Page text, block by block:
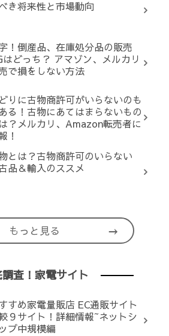
き将来性と市場動向
！倒産品、在庫処分品の販売
はどっち？ アマゾン、メルカリ
で損をしない方法
りに古物商許可がいらないのも
る！古物にあてはまらないもの
？メルカリ、Amazon転売者に
！
とは？古物商許可のいらない
品＆輸入のススメ
もっと見る
査！家電サイト
すめ家電量販店 EC通販サイト
９サイト！詳細情報~ネットシ
プ中規模編